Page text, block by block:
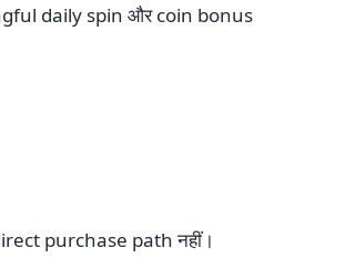
daily spin और coin bonus
purchase path नहीं।